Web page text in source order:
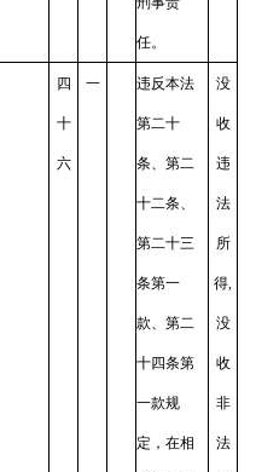
任。
四
十
六
一 违反本法
第二十
条、第二
十二条、
第二十三
条第一
款、第二
十四条第
一款规
定，在相
没
收
违
法
所
得,
没
收
非
法